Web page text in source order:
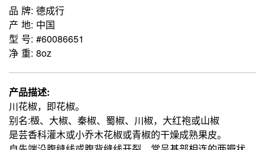
品 牌: 德成行
产 地: 中国
型 号: #60086651
净 重: 8oz
产品描述:
川花椒，即花椒。
别名:檓、大椒、秦椒、蜀椒、川椒，大红袍或山椒
是芸香科灌木或小乔木花椒或青椒的干燥成熟果皮。